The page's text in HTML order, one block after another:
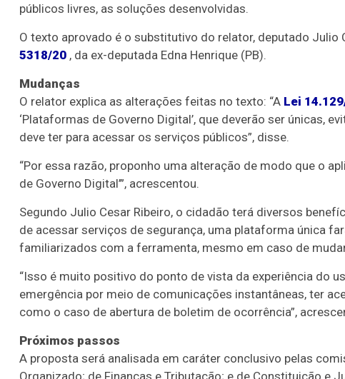
públicos livres, as soluções desenvolvidas.
O texto aprovado é o substitutivo do relator, deputado Julio
5318/20 , da ex-deputada Edna Henrique (PB).
Mudanças
O relator explica as alterações feitas no texto: “A Lei
‘Plataformas de Governo Digital’, que deverão ser únicas,
deve ter para acessar os serviços públicos”, disse.
“Por essa razão, proponho uma alteração de modo que o
de Governo Digital’”, acrescentou.
Segundo Julio Cesar Ribeiro, o cidadão terá diversos
de acessar serviços de segurança, uma plataforma única
familiarizados com a ferramenta, mesmo em caso de
“Isso é muito positivo do ponto de vista da experiência do
emergência por meio de comunicações instantâneas, ter
como o caso de abertura de boletim de ocorrência”,
Próximos passos
A proposta será analisada em caráter conclusivo pelas
Organizado; de Finanças e Tributação; e de Constituição e